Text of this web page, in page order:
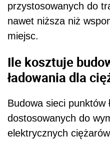
przystosowanych do
nawet niższa niż
miejsc.
Ile kosztuje
ładowania dla
Budowa sieci punktów
dostosowanych do
elektrycznych